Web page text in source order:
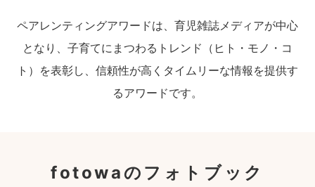
ペアレンティングアワードは、育児雑誌メディアが中心
となり、子育てにまつわるトレンド（ヒト・モノ・コ
ト）を表彰し、信頼性が高くタイムリーな情報を提供す
るアワードです。
fotowaのフォトブック